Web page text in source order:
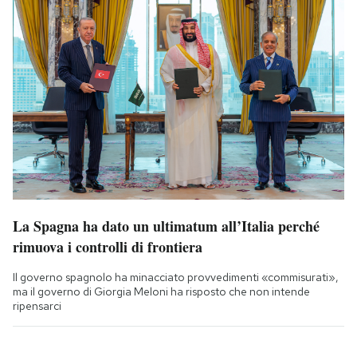
La Spagna ha dato un ultimatum all’Italia perché
rimuova i controlli di frontiera
Il governo spagnolo ha minacciato provvedimenti «commisurati»,
ma il governo di Giorgia Meloni ha risposto che non intende
ripensarci